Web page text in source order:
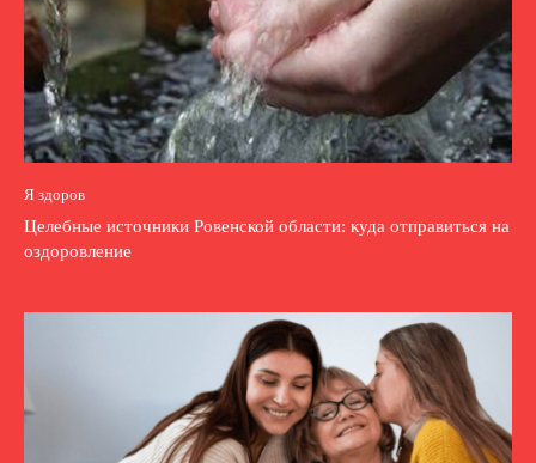
Я здоров
Целебные источники Ровенской области: куда отправиться на
оздоровление